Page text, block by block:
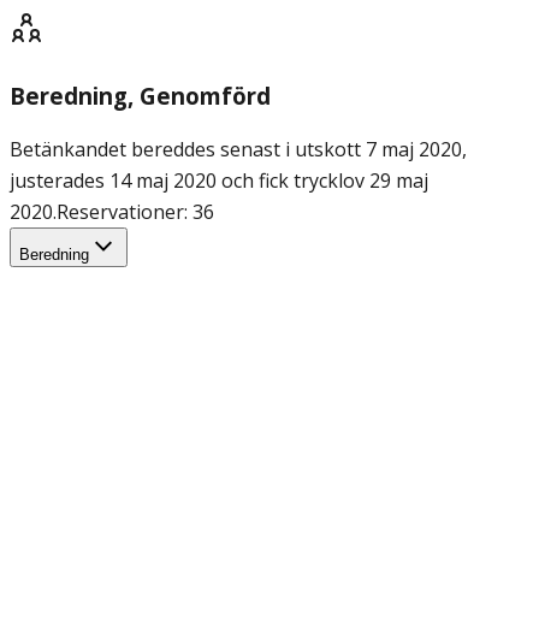
Beredning, Genomförd
Betänkandet bereddes senast i utskott 7 maj 2020,
justerades 14 maj 2020 och fick trycklov 29 maj
2020.Reservationer: 36
Beredning